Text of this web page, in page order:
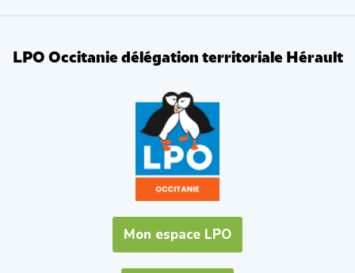
LPO Occitanie délégation territoriale Hérault
Mon espace LPO